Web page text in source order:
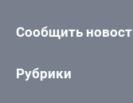
Сообщить
Рубрики